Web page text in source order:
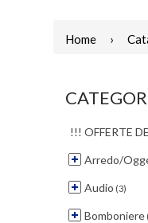
Home ›
!!! OFFERTE
Arredo/
Audio (3)
Bomboniere